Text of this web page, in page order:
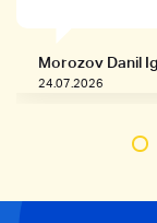
который
и старения,
・ Я
Morozov Danil
24.07.2026